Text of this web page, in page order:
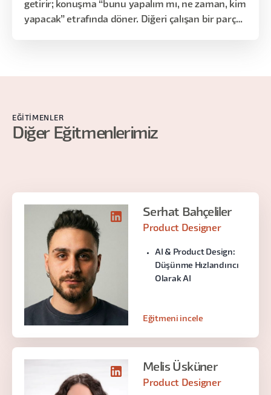
getirir; konuşma “bunu yapalım mı, ne zaman, kim
yapacak” etrafında döner. Diğeri çalışan bir parça,
EĞITIMENLER
Diğer Eğitmenlerimiz
Serhat Bahçeliler
Product Designer
AI & Product Design:
Düşünme Hızlandırıcı
Olarak AI
Eğitmeni incele
Melis Üsküner
Product Designer